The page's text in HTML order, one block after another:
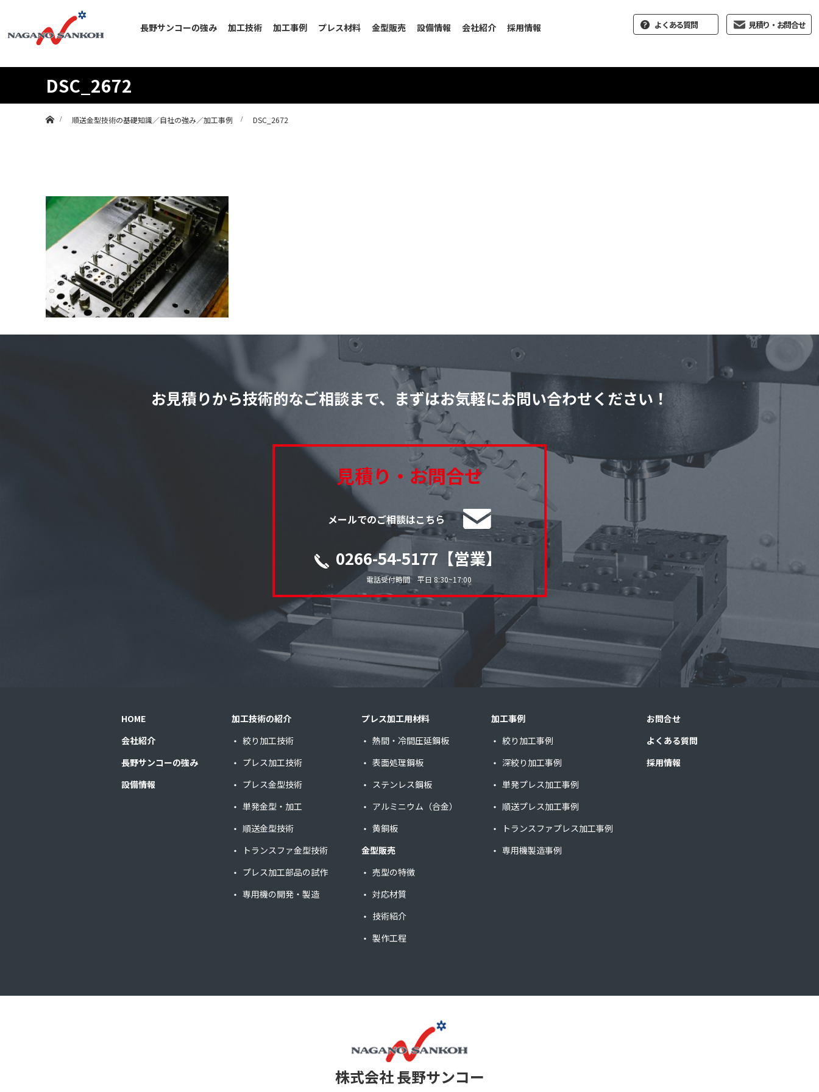
長野サンコーの強み 加工技術 加工事例 プレス材料 金型販売 設備情報 会社紹介 採用情報 よくある質問 見積り・お問合せ
DSC_2672
順送金型技術の基礎知識／自社の強み／加工事例
DSC_2672
お見積りから技術的なご相談まで、 まずはお気軽にお問い合わせください！
見積り・お問合せ
メールでのご相談はこちら
0266-54-5177【営業】
電話受付時間 平日 8:30~17:00
HOME
会社紹介
長野サンコーの強み
設備情報
加工技術の紹介
絞り加工技術
プレス加工技術
プレス金型技術
単発金型・加工
順送金型技術
トランスファ金型技術
プレス加工部品の試作
専用機の開発・製造
プレス加工用材料
熱間・冷間圧延鋼板
表面処理鋼板
ステンレス鋼板
アルミニウム（合金）
黄銅板
金型販売
売型の特徴
対応材質
技術紹介
製作工程
加工事例
絞り加工事例
深絞り加工事例
単発プレス加工事例
順送プレス加工事例
トランスファプレス加工事例
専用機製造事例
お問合せ
よくある質問
採用情報
株式会社 長野サンコー